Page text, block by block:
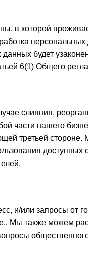
в которой
будет
6(1) Общего
слияния,
части нашего
третьей
и/или запросы от
также можем